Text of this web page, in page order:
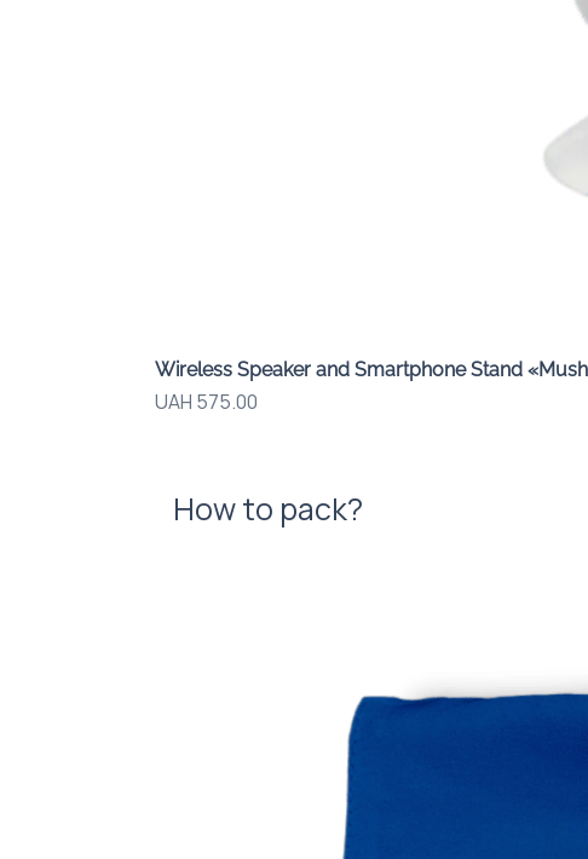
Wireless Speaker and Smartphone Stand
Price
UAH 575.00
How to pack?